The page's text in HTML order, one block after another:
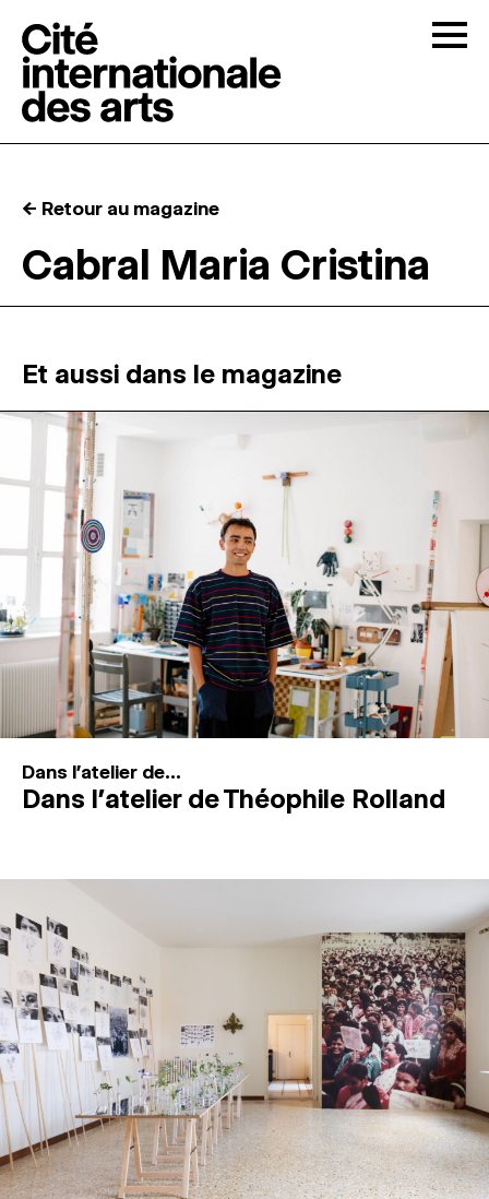
RÉSIDENCES ↓
ATELIERS OUVERTS
PROGRAMMATION
MAGAZINE
ESPACES DE PRATIQUE ARTISTIQUE ↓
Recherche
Connexion
← Retour au magazine
Cabral Maria Cristina
Et aussi dans le magazine
Dans l'atelier de...
Dans l’atelier de Théophile Rolland